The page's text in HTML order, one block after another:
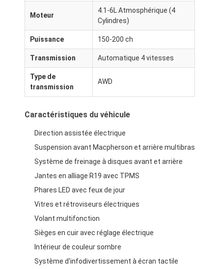
Moteur
4.1-6L Atmosphérique (4
Cylindres)
Puissance 150-200 ch
Transmission Automatique 4 vitesses
Type de
transmission
AWD
Caractéristiques du véhicule
Direction assistée électrique
Suspension avant Macpherson et arrière multibras
Système de freinage à disques avant et arrière
Jantes en alliage R19 avec TPMS
Phares LED avec feux de jour
Vitres et rétroviseurs électriques
Volant multifonction
Sièges en cuir avec réglage électrique
Intérieur de couleur sombre
Système d'infodivertissement à écran tactile